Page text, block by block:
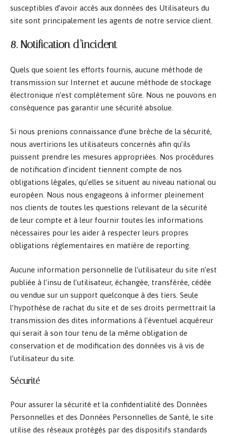
susceptibles d’avoir accès aux données des Utilisateurs du
site sont principalement les agents de notre service client.
8. Notification d’incident
Quels que soient les efforts fournis, aucune méthode de
transmission sur Internet et aucune méthode de stockage
électronique n’est complètement sûre. Nous ne pouvons en
conséquence pas garantir une sécurité absolue.
Si nous prenions connaissance d’une brèche de la sécurité,
nous avertirions les utilisateurs concernés afin qu’ils
puissent prendre les mesures appropriées. Nos procédures
de notification d’incident tiennent compte de nos
obligations légales, qu’elles se situent au niveau national ou
européen. Nous nous engageons à informer pleinement
nos clients de toutes les questions relevant de la sécurité
de leur compte et à leur fournir toutes les informations
nécessaires pour les aider à respecter leurs propres
obligations réglementaires en matière de reporting.
Aucune information personnelle de l’utilisateur du site n’est
publiée à l’insu de l’utilisateur, échangée, transférée, cédée
ou vendue sur un support quelconque à des tiers. Seule
l’hypothèse de rachat du site et de ses droits permettrait la
transmission des dites informations à l’éventuel acquéreur
qui serait à son tour tenu de la même obligation de
conservation et de modification des données vis à vis de
l’utilisateur du site.
Sécurité
Pour assurer la sécurité et la confidentialité des Données
Personnelles et des Données Personnelles de Santé, le site
utilise des réseaux protégés par des dispositifs standards